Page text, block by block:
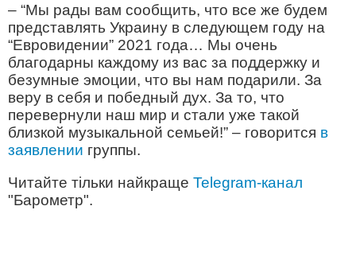
– “Мы рады вам сообщить, что все же будем
представлять Украину в следующем году на
“Евровидении” 2021 года… Мы очень
благодарны каждому из вас за поддержку и
безумные эмоции, что вы нам подарили. За
веру в себя и победный дух. За то, что
перевернули наш мир и стали уже такой
близкой музыкальной семьей!” – говорится в
заявлении группы.
Читайте тільки найкраще Telegram-канал
"Барометр".